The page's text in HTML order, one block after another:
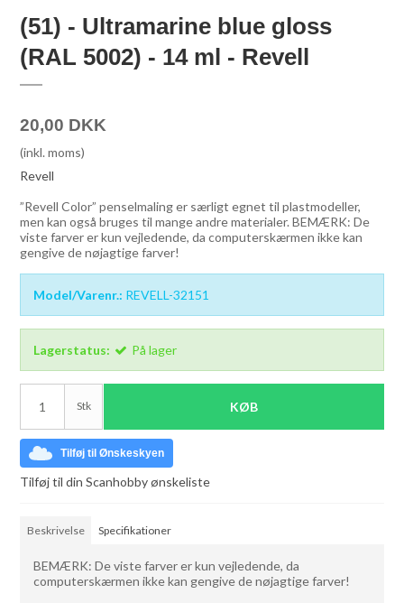
(51) - Ultramarine blue gloss
(RAL 5002) - 14 ml - Revell
20,00 DKK
(inkl. moms)
Revell
”Revell Color” penselmaling er særligt egnet til plastmodeller,
men kan også bruges til mange andre materialer. BEMÆRK: De
viste farver er kun vejledende, da computerskærmen ikke kan
gengive de nøjagtige farver!
Model/Varenr.: REVELL-32151
Lagerstatus: På lager
Stk KØB
Tilføj til Ønskeskyen
Tilføj til din Scanhobby ønskeliste
Beskrivelse Specifikationer
BEMÆRK: De viste farver er kun vejledende, da
computerskærmen ikke kan gengive de nøjagtige farver!